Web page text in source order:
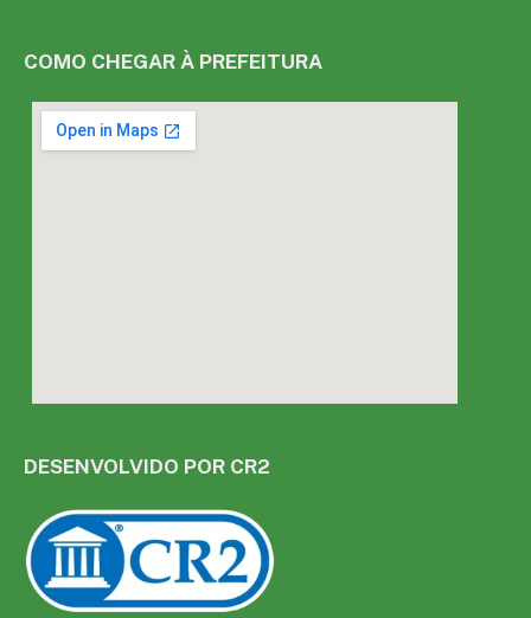
COMO CHEGAR À PREFEITURA
DESENVOLVIDO POR CR2